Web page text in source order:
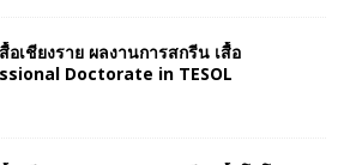
อเชียงราย ผลงานการสกรีน เสื้อ
Doctorate in TESOL